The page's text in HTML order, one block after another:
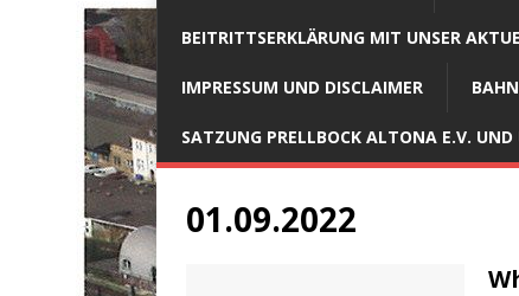
BEITRITTSERKLÄRUNG MIT UNSER
IMPRESSUM UND DISCLAIMER
SATZUNG PRELLBOCK ALTONA E.V.
01.09.2022